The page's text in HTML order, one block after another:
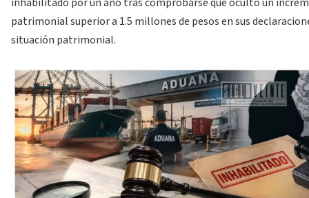
patrimonial superior a 1.5 millones de pesos en sus
situación patrimonial.